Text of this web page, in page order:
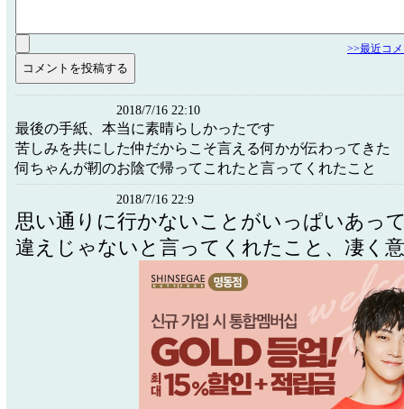
>>最近コ
2018/7/16 22:10
最後の手紙、本当に素晴らしかったです
苦しみを共にした仲だからこそ言える何かが伝わってきた
伺ちゃんが靭のお陰で帰ってこれたと言ってくれたこと
2018/7/16 22:9
思い通りに行かないことがいっぱいあっ
違えじゃないと言ってくれたこと、凄く